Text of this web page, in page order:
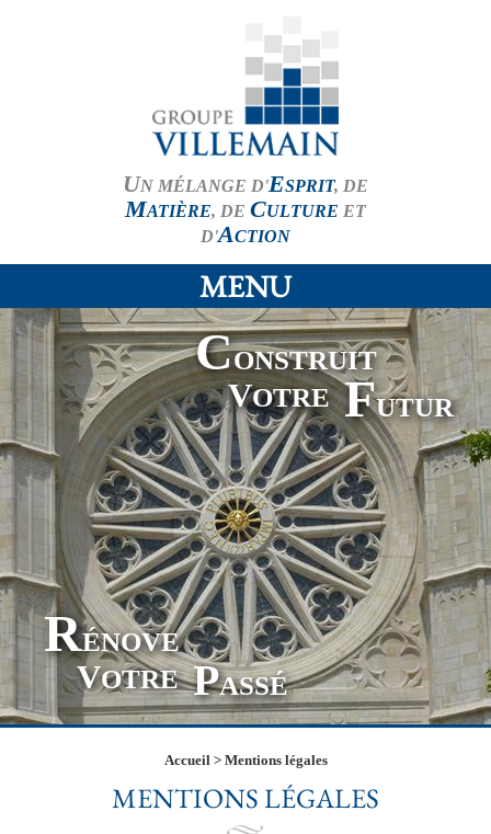
UN MÉLANGE D'ESPRIT, DE
MATIÈRE, DE CULTURE ET
D'ACTION
MENU
CONSTRUIT
VOTRE FUTUR
RÉNOVE
VOTRE PASSÉ
Accueil > Mentions légales
MENTIONS LÉGALES